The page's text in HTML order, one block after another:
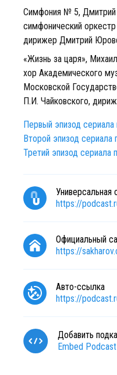
Симфония № 5, Дмитрий
симфонический
дирижер Дмитрий
«Жизнь за царя»,
хор Академического
Московской
П.И. Чайковского,
Первый эпизод сериала
Второй эпизод сериала
Третий эпизод сериала
Универсальная
https://
Официальный
https://
Авто-ссылка
https://
Добавить
Embed Podcast